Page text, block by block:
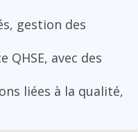
gestion des
QHSE, avec des
liées à la qualité,